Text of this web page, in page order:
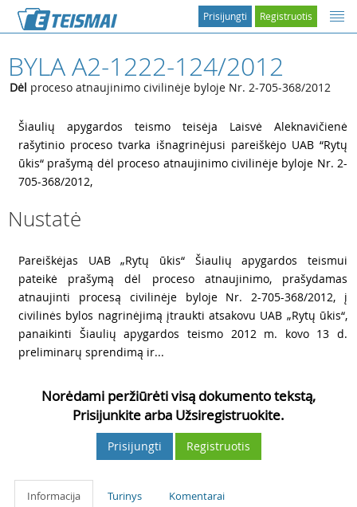
Registruotis
Prisijungti
BYLA A2-1222-124/2012
Dėl proceso atnaujinimo civilinėje byloje Nr. 2-705-368/2012
Šiaulių apygardos teismo teisėja Laisvė Aleknavičienė
rašytinio proceso tvarka išnagrinėjusi pareiškėjo UAB “Rytų
ūkis“ prašymą dėl proceso atnaujinimo civilinėje byloje Nr. 2-
705-368/2012,
Nustatė
Pareiškėjas UAB „Rytų ūkis“ Šiaulių apygardos teismui
pateikė prašymą dėl proceso atnaujinimo, prašydamas
atnaujinti procesą civilinėje byloje Nr. 2-705-368/2012, į
civilinės bylos nagrinėjimą įtraukti atsakovu UAB „Rytų ūkis“,
panaikinti Šiaulių apygardos teismo 2012 m. kovo 13 d.
preliminarų sprendimą ir...
Norėdami peržiūrėti visą dokumento tekstą,
Prisijunkite arba Užsiregistruokite.
Prisijungti Registruotis
Informacija Turinys Komentarai